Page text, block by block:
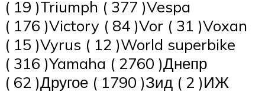
( 19 )Triumph ( 377 )Vespa
( 176 )Victory ( 84 )Vor ( 31 )Voxan
( 15 )Vyrus ( 12 )World superbike
( 316 )Yamaha ( 2760 )Днепр
( 62 )Другое ( 1790 )Зид ( 2 )ИЖ